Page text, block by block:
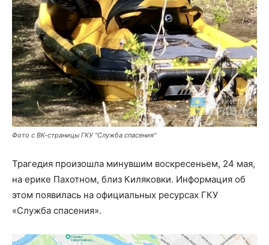
Фото с ВК-страницы ГКУ "Служба спасения"
Трагедия произошла минувшим воскресеньем, 24 мая,
на ерике Пахотном, близ Киляковки. Информация об
этом появилась на официальных ресурсах ГКУ
«Служба спасения».